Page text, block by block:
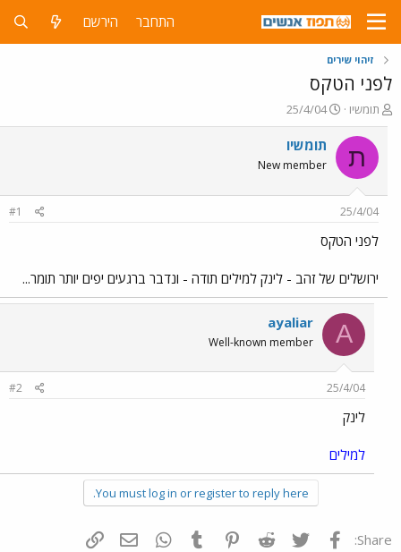
התחבר הירשם
זיהוי שירים
לפני הטקס
פ
ו
ת
ח
ה
ש
א
תומשיו
פ
ו
ר
ם
ר
25/4/04
ת תומשיו
New member
25/4/04
#1
לפני הטקס
ירושלים של זהב - לינק למילים תודה - ונדבר ברגעים יפים יותר תומר...
A
ayaliar
Well-known member
25/4/04
#2
לינק
למילים
You must log in or register to reply here.
Share: פייסבוק Twitter
Reddit
Pinterest
Tumblr
WhatsAppדואר אלקטרוני